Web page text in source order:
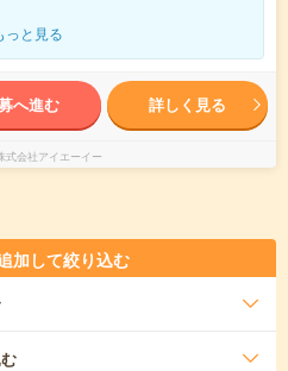
っと見る
へ進む 詳しく見る
式会社アイエーイー
加して絞り込む